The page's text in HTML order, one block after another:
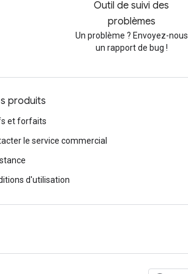
Outil de suivi des
problèmes
Un problème ? Envoyez-nous
un rapport de bug !
produits
et forfaits
le service commercial
d'utilisation